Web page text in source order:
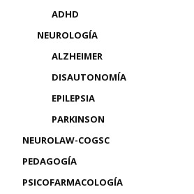
ADHD
NEUROLOGÍA
ALZHEIMER
DISAUTONOMÍA
EPILEPSIA
PARKINSON
NEUROLAW-COGSC
PEDAGOGÍA
PSICOFARMACOLOGÍA